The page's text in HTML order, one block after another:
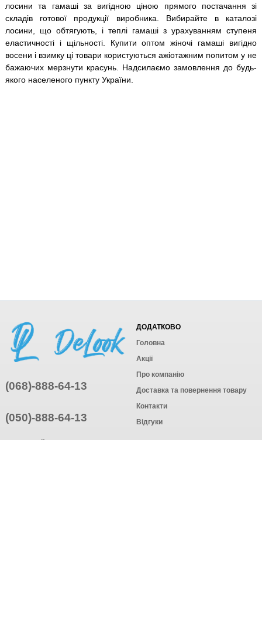
лосини та гамаші за вигідною ціною прямого постачання зі
складів готової продукції виробника. Вибирайте в каталозі
лосини, що обтягують, і теплі гамаші з урахуванням ступеня
еластичності і щільності. Купити оптом жіночі гамаші вигідно
восени і взимку ці товари користуються ажіотажним попитом у не
бажаючих мерзнути красунь. Надсилаємо замовлення до будь-
якого населеного пункту України.
(068)-888-64-13
(050)-888-64-13
ДОДАТКОВО
Головна
Акції
Про компанію
Доставка та повернення товару
Контакти
Відгуки